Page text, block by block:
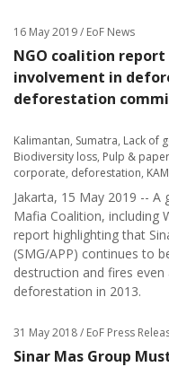
16 May 2019/ EoF News
NGO coalition
involvement in
deforestation
Kalimantan, Sumatra, Lack of
Biodiversity loss, Pulp & paper
corporate, deforestation,
Jakarta, 15 May 2019 --
Mafia Coalition, including
report highlighting that
(SMG/APP) continues to
destruction and fires
deforestation in 2013.
31 May 2018/ EoF Press
Sinar Mas Group